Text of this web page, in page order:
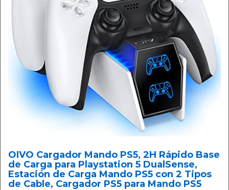
OIVO Cargador Mando PS5, 2H Rápido Base
de Carga para Playstation 5 DualSense,
Estación de Carga Mando PS5 con 2 Tipos
de Cable, Cargador PS5 para Mando PS5